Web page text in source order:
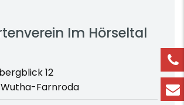
Im Hörseltal
12
Farnroda